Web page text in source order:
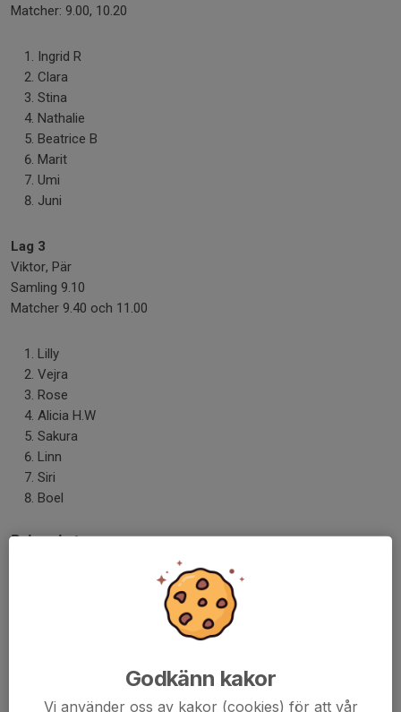
Matcher: 9.00, 10.20
Ingrid R
Clara
Stina
Nathalie
Beatrice B
Marit
Umi
Juni
Lag 3
Viktor, Pär
Samling 9.10
Matcher 9.40 och 11.00
Lilly
Vejra
Rose
Alicia H.W
Sakura
Linn
Siri
Boel
Dela nyhet
Vart ligger LP någonstans?
Godkänn kakor
Vi använder oss av kakor (cookies) för att vår